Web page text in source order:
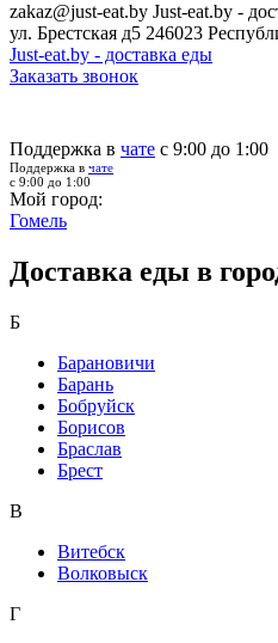
zakaz@just-eat.by Just-eat.by -
ул. Брестская д5 246023
Just-eat.by - доставка еды
Заказать звонок
Поддержка в чате с 9:00 до 1:00
Поддержка в чате
с 9:00 до 1:00
Мой город:
Гомель
Доставка еды в
Б
Барановичи
Барань
Бобруйск
Борисов
Браслав
Брест
В
Витебск
Волковыск
Г